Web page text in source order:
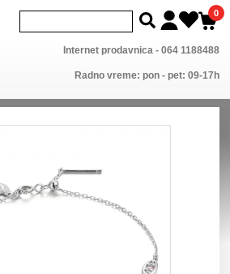
0
Internet prodavnica - 064 1188488
Radno vreme: pon - pet: 09-17h